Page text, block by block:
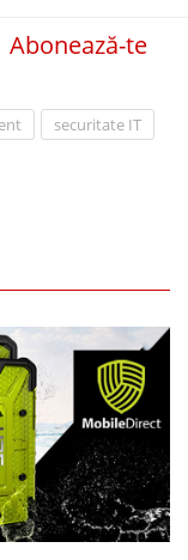
Abonează-te
securitate IT